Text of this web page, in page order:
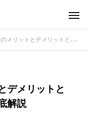
デメリットとは？湘南ライフの現実を徹底解説
デメリットと
解説